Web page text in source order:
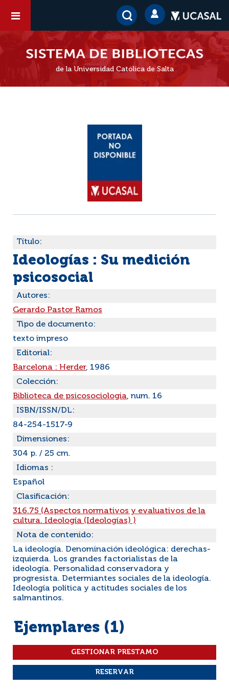
de la Universidad Católica de Salta
Título:
Ideologías : Su medición
psicosocial
Autores:
Gerardo Pastor Ramos
Tipo de documento:
texto impreso
Editorial:
Barcelona : Herder, 1986
Colección:
Biblioteca de psicosociologia, num. 16
ISBN/ISSN/DL:
84-254-1517-9
Dimensiones:
304 p. / 25 cm.
Idiomas :
Español
Clasificación:
316.75 (Aspectos normativos y evaluativos de la
cultura. Ideología (Ideologías) )
Nota de contenido:
La ideología. Denominación ideológica: derechas-
izquierda. Los grandes factorialistas de la
ideología. Personalidad conservadora y
progresista. Determiantes sociales de la ideología.
Ideología política y actitudes sociales de los
salmantinos.
Ejemplares (1)